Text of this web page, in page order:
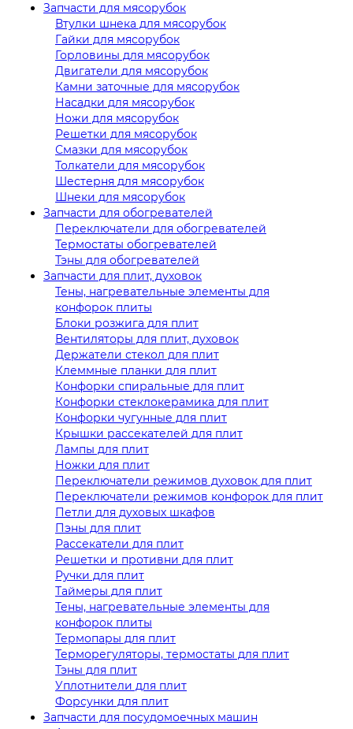
Запчасти для мясорубок
Втулки шнека для мясорубок
Гайки для мясорубок
Горловины для мясорубок
Двигатели для мясорубок
Камни заточные для мясорубок
Насадки для мясорубок
Ножи для мясорубок
Решетки для мясорубок
Смазки для мясорубок
Толкатели для мясорубок
Шестерня для мясорубок
Шнеки для мясорубок
Запчасти для обогревателей
Переключатели для обогревателей
Термостаты обогревателей
Тэны для обогревателей
Запчасти для плит, духовок
Тены, нагревательные элементы для
конфорок плиты
Блоки розжига для плит
Вентиляторы для плит, духовок
Держатели стекол для плит
Клеммные планки для плит
Конфорки спиральные для плит
Конфорки стеклокерамика для плит
Конфорки чугунные для плит
Крышки рассекателей для плит
Лампы для плит
Ножки для плит
Переключатели режимов духовок для плит
Переключатели режимов конфорок для плит
Петли для духовых шкафов
Пэны для плит
Рассекатели для плит
Решетки и противни для плит
Ручки для плит
Таймеры для плит
Тены, нагревательные элементы для
конфорок плиты
Термопары для плит
Терморегуляторы, термостаты для плит
Тэны для плит
Уплотнители для плит
Форсунки для плит
Запчасти для посудомоечных машин